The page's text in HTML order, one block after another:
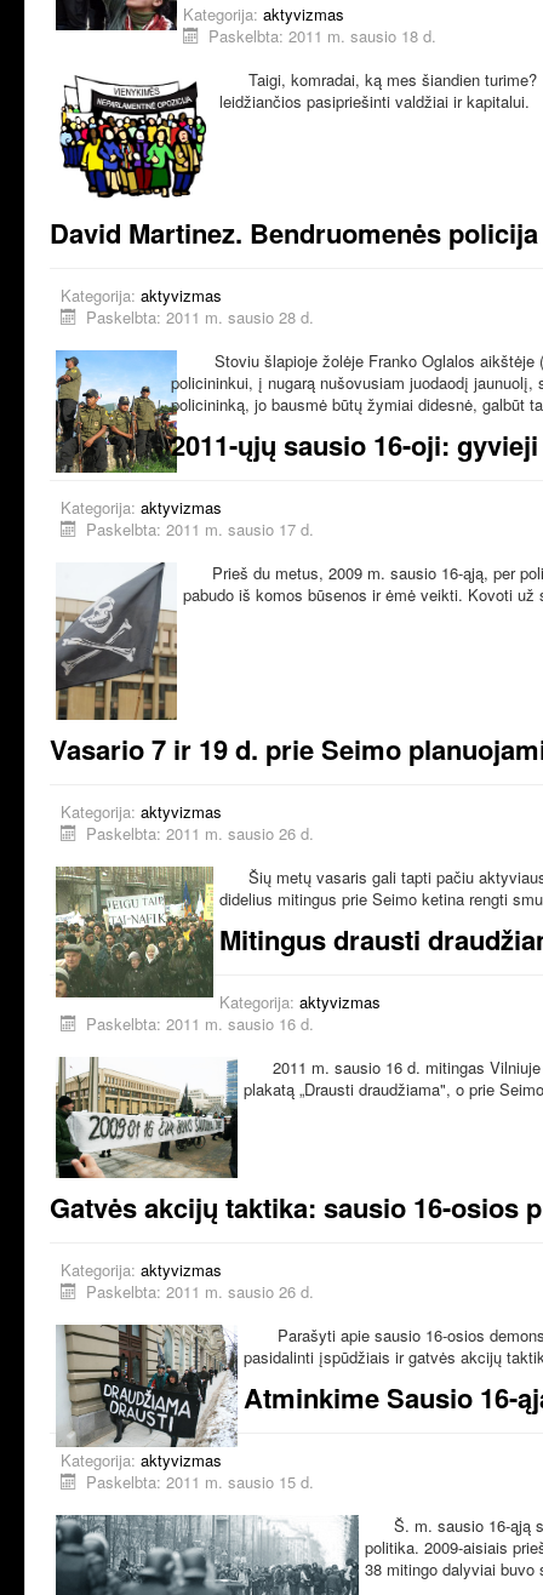
Kategorija: aktyvizmas
Paskelbta: 2011 m. sausio 18 d.
Taigi, komradai, ką mes šiandien
leidžiančios pasipriešinti valdžiai ir kapitalui.
David Martinez. Bendruomenės
Kategorija: aktyvizmas
Paskelbta: 2011 m. sausio 28 d.
Stoviu šlapioje žolėje Franko Oglalos aikštėje
policininkui, į nugarą nušovusiam juodaodį
policininką, jo bausmė būtų žymiai didesnė, galbūt
2011-ųjų sausio 16-oji:
Kategorija: aktyvizmas
Paskelbta: 2011 m. sausio 17 d.
Prieš du metus, 2009 m. sausio 16-ąją, per
pabudo iš komos būsenos ir ėmė veikti. Kovoti
Vasario 7 ir 19 d. prie Seimo
Kategorija: aktyvizmas
Paskelbta: 2011 m. sausio 26 d.
Šių metų vasaris gali tapti pačiu
didelius mitingus prie Seimo ketina rengti
Mitingus drausti
Kategorija: aktyvizmas
Paskelbta: 2011 m. sausio 16 d.
2011 m. sausio 16 d. mitingas
plakatą „Drausti draudžiama", o prie
Gatvės akcijų taktika: sausio 16-osios
Kategorija: aktyvizmas
Paskelbta: 2011 m. sausio 26 d.
Parašyti apie sausio 16-osios
pasidalinti įspūdžiais ir gatvės akcijų
Atminkime Sausio 16-
Kategorija: aktyvizmas
Paskelbta: 2011 m. sausio 15 d.
Š. m. sausio 16-ąją
politika. 2009-aisiais
38 mitingo dalyviai